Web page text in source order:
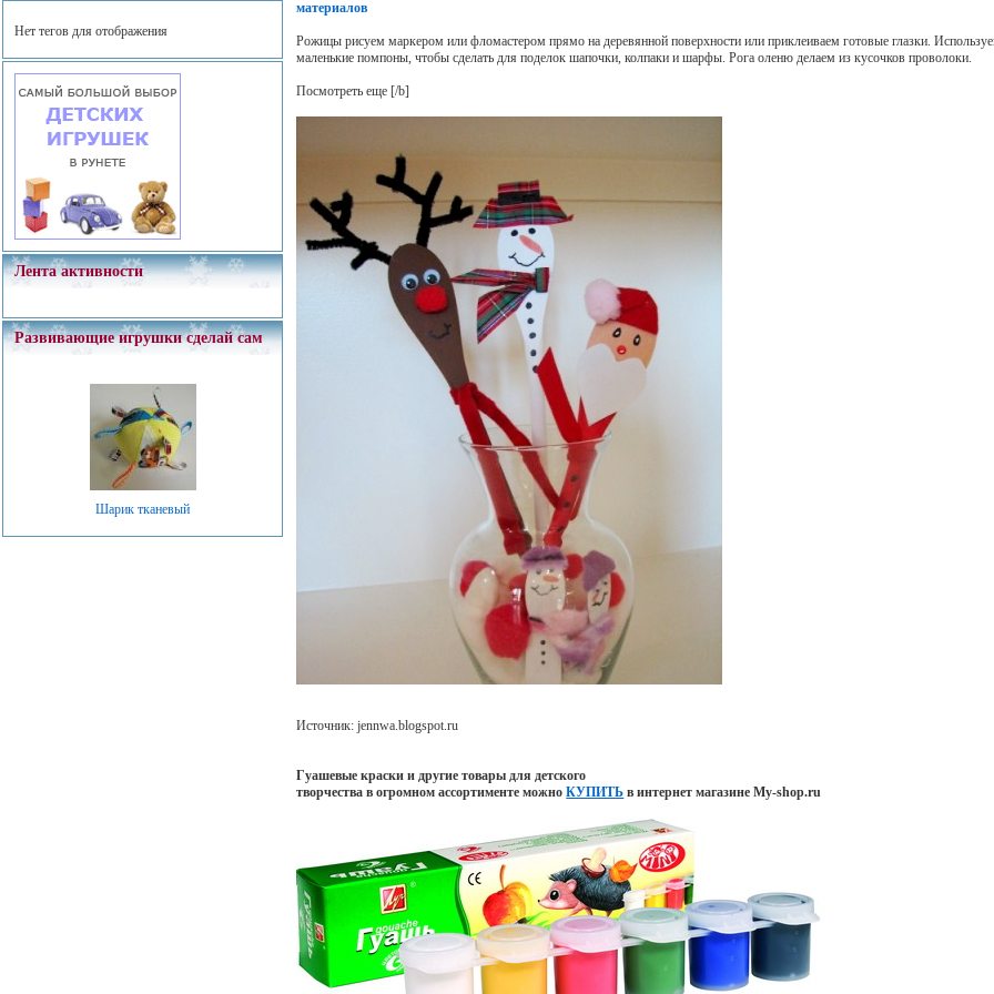
Нет тегов для отображения
Лента активности
Развивающие игрушки сделай сам
Шарик тканевый
материалов
Рожицы рисуем маркером или фломастером прямо на деревянной поверхности или приклеиваем готовые глазки.
маленькие помпоны, чтобы сделать для поделок шапочки, колпаки и шарфы. Рога оленю делаем из кусочков проволоки.
Посмотреть еще [/b]
Источник: jennwa.blogspot.ru
Гуашевые краски и другие товары для детского
творчества в огромном ассортименте можноКУПИТЬ в интернет магазине My-shop.ru